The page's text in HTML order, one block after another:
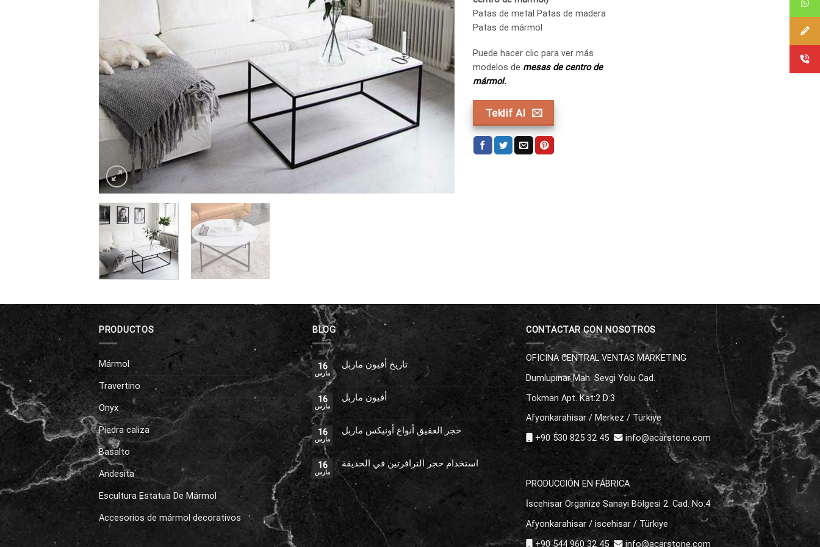
Patas de metal Patas de madera
Patas de mármol
Puede hacer clic para ver más
modelos de mesas de centro de
mármol.
Teklif Al
PRODUCTOS
Mármol
Travertino
Onyx
Piedra caliza
Basalto
Andesita
Escultura Estatua De Mármol
Accesorios de mármol decorativos
BLOG
16
مارس
تاريخ أفيون ماربل
16
مارس
أفيون ماربل
16
مارس
حجر العقيق أنواع أونيكس ماربل
16
مارس
استخدام حجر الترافرتين في الحديقة
CONTACTAR CON NOSOTROS
OFICINA CENTRAL VENTAS MARKETING
Dumlupınar Mah. Sevgi Yolu Cad.
Tokman Apt. Kat:2 D:3
Afyonkarahisar / Merkez / Türkiye
+90 530 825 32 45
info@acarstone.com
PRODUCCIÓN EN FÁBRICA
İscehisar Organize Sanayi Bölgesi 2. Cad. No:4
Afyonkarahisar / iscehisar / Türkiye
+90 544 960 32 45
info@acarstone.com